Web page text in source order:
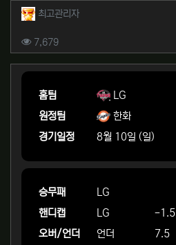
작성자 정보
최고관리자작성
컨텐츠 정보
7,679조회
본문
홈팀
LG
원정팀
한화
경기일정
8월 10일 (일)
승무패 LG
핸디캡
LG -1.5
오버/언더
언더 7.5